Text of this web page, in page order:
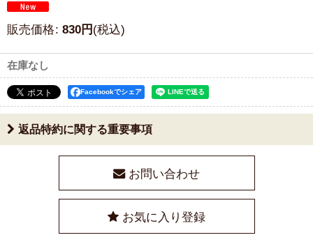
販売価格: 830円 (税込)
在庫なし
Facebookでシェア
返品特約に関する重要事項
お問い合わせ
お気に入り登録